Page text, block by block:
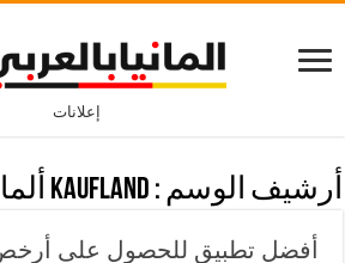
إعلانات
أرشيف الوسم : Kaufland ألمانيا
أفضل تطبيق للحصول على